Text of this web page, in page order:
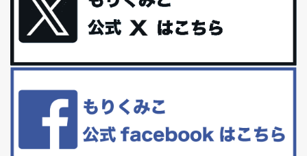
体に優しい、私のふるさと納税５選。
今回は、最近毎回定期的に購入している「楽天ふるさと納税」の返
礼品トップ５を紹介します。今までいろ...
更年期を穏やかに乗りきるために今できる５つのこと。
といった更年期症状はまだ...